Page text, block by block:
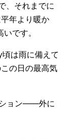
、それまでに
年より暖か
です。
は雨に備えて
の日の最高気
ション——外に